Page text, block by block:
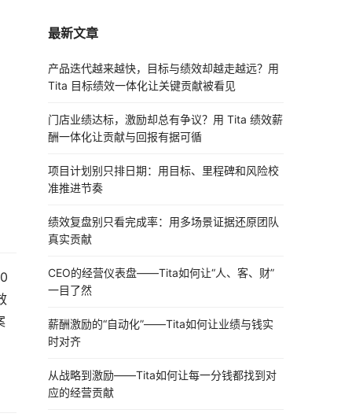
最新文章
产品迭代越来越快，目标与绩效却越走越远？用
Tita 目标绩效一体化让关键贡献被看见
门店业绩达标，激励却总有争议？用 Tita 绩效薪
酬一体化让贡献与回报有据可循
项目计划别只排日期：用目标、里程碑和风险校
准推进节奏
绩效复盘别只看完成率：用多场景证据还原团队
真实贡献
CEO的经营仪表盘——Tita如何让“人、客、财”
一目了然
薪酬激励的“自动化”——Tita如何让业绩与钱实
时对齐
从战略到激励——Tita如何让每一分钱都找到对
应的经营贡献